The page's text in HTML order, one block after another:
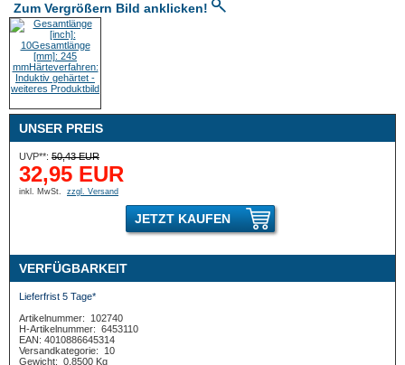
Zum Vergrößern Bild anklicken!
UNSER PREIS
UVP**: 50,43 EUR
32,95 EUR
inkl. MwSt. zzgl. Versand
JETZT KAUFEN
VERFÜGBARKEIT
Lieferfrist 5 Tage*
Artikelnummer:
102740
H-Artikelnummer: 6453110
EAN: 4010886645314
Versandkategorie:
10
Gewicht: 0,8500 Kg